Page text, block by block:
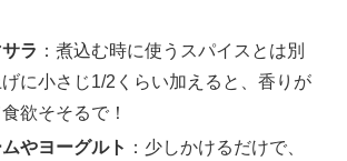
ラ ：煮込む時に使うスパイスとは別
に小さじ1/2くらい加えると、香りが
欲そそるで！
やヨーグルト ：少しかけるだけで、